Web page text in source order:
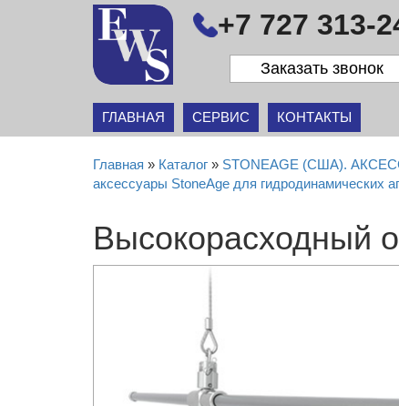
ГЛАВНАЯ СЕРВИС КОНТАКТЫ
+7 727 313-
Заказать звонок
Главная » Каталог » STONEAGE (США).
аксессуары StoneAge для гидродинамических
Высокорасходный